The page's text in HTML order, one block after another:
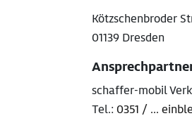
Kötzschenbroder
01139 Dresden
schaffer-mobil
Tel.: 0351 / ...